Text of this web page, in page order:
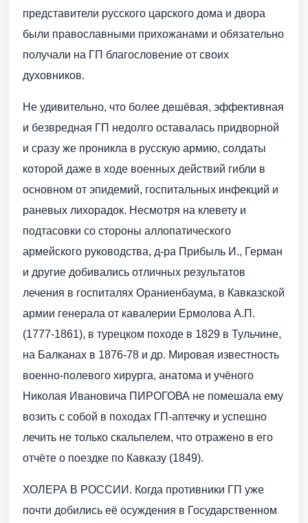
представители русского царского дома и двора
были православными прихожанами и обязательно
получали на ГП благословение от своих
духовников.
Не удивительно, что более дешёвая, эффективная
и безвредная ГП недолго оставалась придворной
и сразу же проникла в русскую армию, солдаты
которой даже в ходе военных действий гибли в
основном от эпидемий, госпитальных инфекций и
раневых лихорадок. Несмотря на клевету и
подтасовки со стороны аллопатического
армейского руководства, д-ра Прибыль И., Герман
и другие добивались отличных результатов
лечения в госпиталях Ораниенбаума, в Кавказской
армии генерала от кавалерии Ермолова А.П.
(1777-1861), в турецком походе в 1829 в Тульчине,
на Балканах в 1876-78 и др. Мировая известность
военно-полевого хирурга, анатома и учёного
Николая Ивановича ПИРОГОВА не помешала ему
возить с собой в походах ГП-аптечку и успешно
лечить не только скальпелем, что отражено в его
отчёте о поездке по Кавказу (1849).
ХОЛЕРА В РОССИИ. Когда противники ГП уже
почти добились её осуждения в Государственном